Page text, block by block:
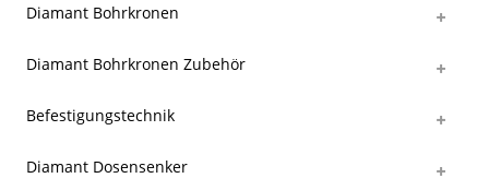
Diamant Bohrkronen
Diamant Bohrkronen Zubehör
Befestigungstechnik
Diamant Dosensenker